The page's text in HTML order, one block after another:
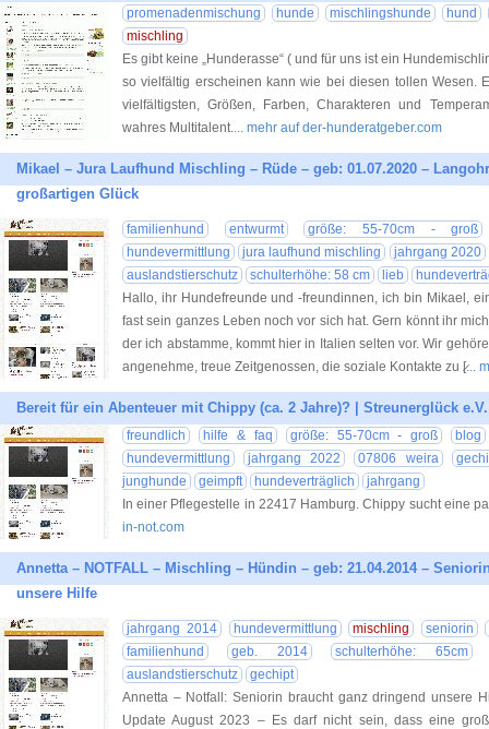
promenadenmischung hunde mischlingshunde
hund
mischling
Es gibt keine „Hunderasse“ ( und für uns ist ein
so vielfältig erscheinen kann wie bei diesen tollen Wesen.
vielfältigsten, Größen, Farben, Charakteren und
wahres Multitalent.... mehr auf der-hunderatgeber.com
Mikael – Jura Laufhund Mischling – Rüde – geb: 01.07.2020 –
großartigen Glück
familienhund entwurmt
größe: 55-70cm - groß
hundevermittlung
jura laufhund mischling
jahrgang 2020
auslandstierschutz
schulterhöhe: 58 cm lieb
Hallo, ihr Hundefreunde und -freundinnen, ich bin Mikael,
fast sein ganzes Leben noch vor sich hat. Gern könnt ihr
der ich abstamme, kommt hier in Italien selten vor. Wir
angenehme, treue Zeitgenossen, die soziale Kontakte zu [̷...
Bereit für ein Abenteuer mit Chippy (ca. 2 Jahre)? | Streunerglück e.V.
freundlich hilfe & faq größe: 55-70cm - groß
blog
hundevermittlung
jahrgang 2022 07806 weira
junghunde
geimpft hundeverträglich
jahrgang
In einer Pflegestelle in 22417 Hamburg. Chippy sucht eine
in-not.com
Annetta – NOTFALL – Mischling – Hündin – geb: 21.04.2014 –
unsere Hilfe
jahrgang 2014 hundevermittlung mischling
seniorin
familienhund
geb. 2014
schulterhöhe: 65cm
auslandstierschutz
gechipt
Annetta – Notfall: Seniorin braucht ganz dringend unsere
Update August 2023 – Es darf nicht sein, dass eine